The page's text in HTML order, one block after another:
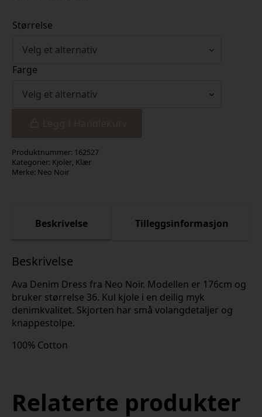
Størrelse
Farge
Produktnummer: 162527
Kategorier: Kjoler Klær
Merke: Neo Noir
Beskrivelse Tilleggsinformasjon
Beskrivelse
Ava Denim Dress fra Neo Noir. Modellen er 176cm og
bruker størrelse 36. Kul kjole i en deilig myk
denimkvalitet. Skjorten har små volangdetaljer og
knappestolpe.
100% Cotton
Relaterte produkter